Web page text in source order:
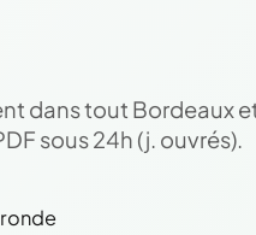
dans tout Bordeaux
sous 24h (j. ouvrés).